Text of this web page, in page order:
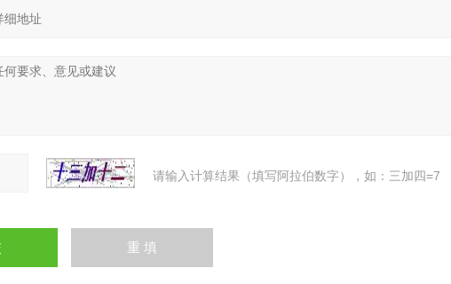
请输入计算结果（填写阿拉伯数字），如：三加四=7